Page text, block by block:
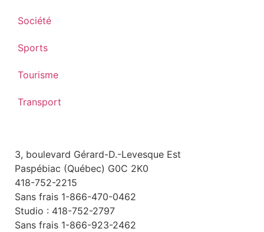
Société
Sports
Tourisme
Transport
3, boulevard Gérard-D.-Levesque Est
Paspébiac (Québec) G0C 2K0
418-752-2215
Sans frais 1-866-470-0462
Studio : 418-752-2797
Sans frais 1-866-923-2462